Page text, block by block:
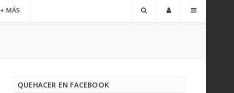
+ MÁS
QUEHACER EN FACEBOOK